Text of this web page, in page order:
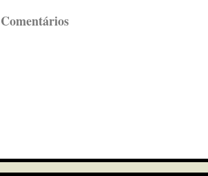
Comentários